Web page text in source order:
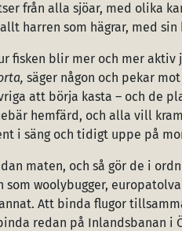
från alla sjöar, med olika
harren som hägrar, med
fisken blir mer och mer
säger någon och pekar
att börja kasta – och de
hemfärd, och alla vill
i säng och tidigt uppe på
maten, och så gör de i
som woolybugger,
Att binda flugor
redan på Inlandsbanan i